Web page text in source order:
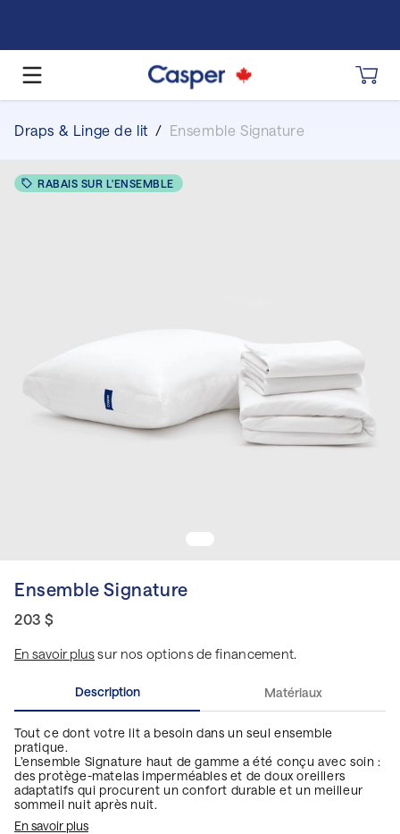
Draps & Linge de lit / Ensemble Signature
RABAIS SUR L'ENSEMBLE
Ensemble Signature
203 $
En savoir plussur nos options de financement.
Description Matériaux
Tout ce dont votre lit a besoin dans un seul ensemble
pratique.
L’ensemble Signature haut de gamme a été conçu avec soin :
des protège-matelas imperméables et de doux oreillers
adaptatifs qui procurent un confort durable et un meilleur
sommeil nuit après nuit.
En savoir plus